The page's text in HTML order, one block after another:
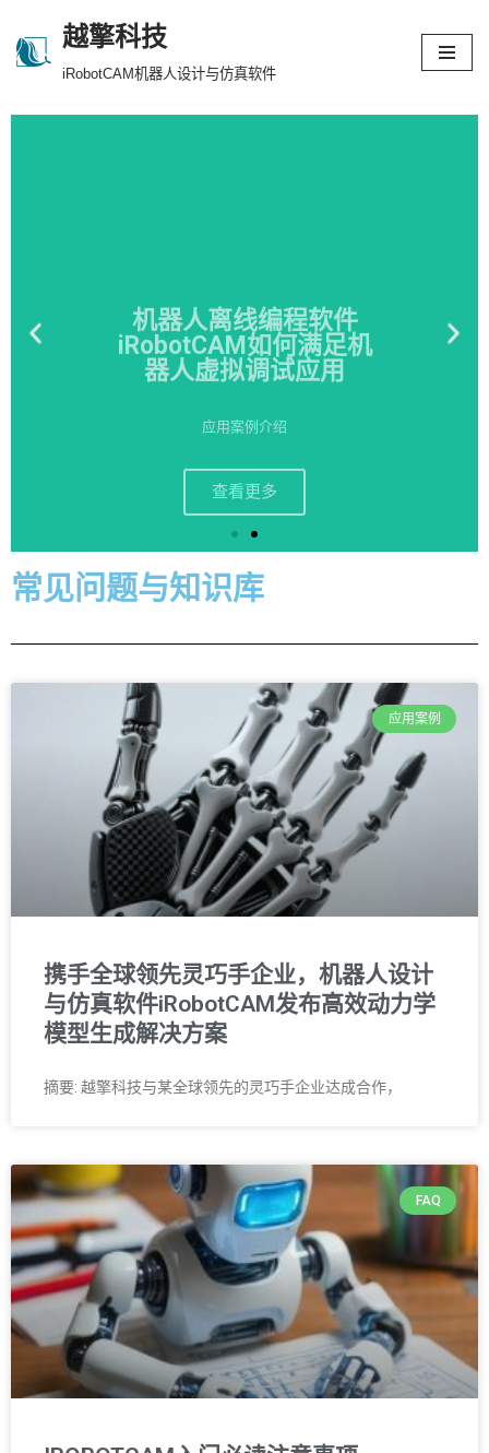
跳
正
越擎科技
iRobotCAM机器人设计与仿真软件
应用案例介绍
常见问题与知识库
应用案例
携手全球领先灵巧手企业，机器人设计
与仿真软件iRobotCAM发布高效动力学
模型生成解决方案
摘要: 越擎科技与某全球领先的灵巧手企业达成合作，
FAQ